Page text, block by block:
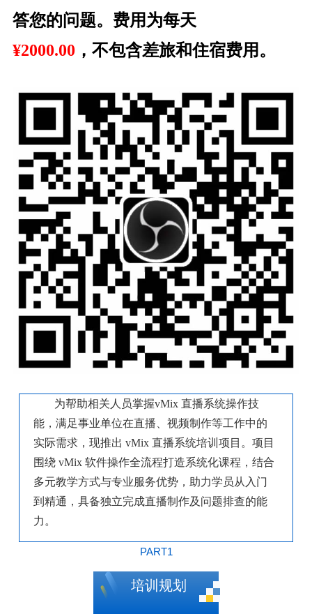
答您的问题。费用为每天
¥2000.00 ，不包含差旅和住宿费用。
为帮助相关人员掌握vMix 直播系统操作技
能，满足事业单位在直播、视频制作等工作中的
实际需求，现推出 vMix 直播系统培训项目。项目
围绕 vMix 软件操作全流程打造系统化课程，结合
多元教学方式与专业服务优势，助力学员从入门
到精通，具备独立完成直播制作及问题排查的能
力。
PART1
培训规划